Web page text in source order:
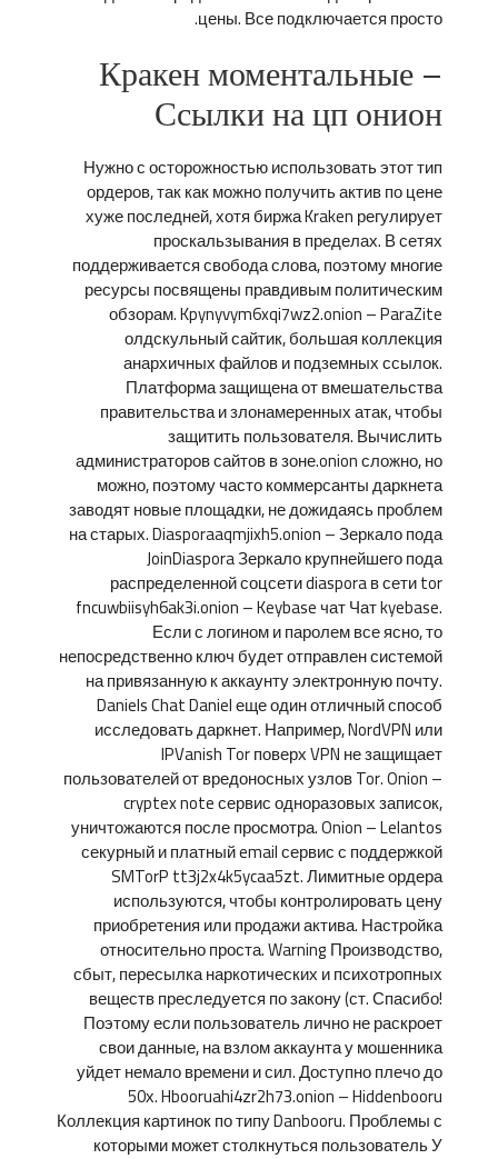
цены. Все подключается просто.
Кракен моментальные –
Ссылки на цп онион
Нужно с осторожностью использовать этот тип
ордеров, так как можно получить актив по цене
хуже последней, хотя биржа Kraken регулирует
проскальзывания в пределах. В сетях
поддерживается свобода слова, поэтому многие
ресурсы посвящены правдивым политическим
обзорам. Kpynyvym6xqi7wz2.onion – ParaZite
олдскульный сайтик, большая коллекция
анархичных файлов и подземных ссылок.
Платформа защищена от вмешательства
правительства и злонамеренных атак, чтобы
защитить пользователя. Вычислить
администраторов сайтов в зоне.onion сложно, но
можно, поэтому часто коммерсанты даркнета
заводят новые площадки, не дожидаясь проблем
на старых. Diasporaaqmjixh5.onion – Зеркало пода
JoinDiaspora Зеркало крупнейшего пода
распределенной соцсети diaspora в сети tor
fncuwbiisyh6ak3i.onion – Keybase чат Чат kyebase.
Если с логином и паролем все ясно, то
непосредственно ключ будет отправлен системой
на привязанную к аккаунту электронную почту.
Daniels Chat Daniel еще один отличный способ
исследовать даркнет. Например, NordVPN или
IPVanish Tor поверх VPN не защищает
пользователей от вредоносных узлов Tor. Onion –
cryptex note сервис одноразовых записок,
уничтожаются после просмотра. Onion – Lelantos
секурный и платный email сервис с поддержкой
SMTorP tt3j2x4k5ycaa5zt. Лимитные ордера
используются, чтобы контролировать цену
приобретения или продажи актива. Настройка
относительно проста. Warning Производство,
сбыт, пересылка наркотических и психотропных
веществ преследуется по закону (ст. Спасибо!
Поэтому если пользователь лично не раскроет
свои данные, на взлом аккаунта у мошенника
уйдет немало времени и сил. Доступно плечо до
50х. Hbooruahi4zr2h73.onion – Hiddenbooru
Коллекция картинок по типу Danbooru. Проблемы с
которыми может столкнуться пользователь У